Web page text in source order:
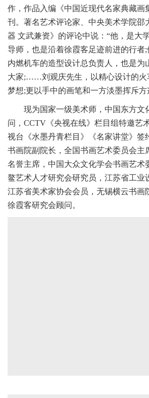
作，作品入编《中国近现代名家典藏画
刊。著名艺术评论家、中央美术学院邵
器 文武兼资》的评论中说：“他，是大
导师，也是沿着徐霞客足迹前进的行者
内燃机车的造型设计总负责人，也是为
大家;……刘观庆先生，以精心设计的火
梦想;更以手中的画笔和一方淡墨挥斥
现为国家一级美术师，中国东方文
问，CCTV《央视在线》栏目组特邀艺
视台《水墨丹青栏目》《名家讲堂》签
书画院副院长，全国书画艺术委员会主
名誉主席，中国大众文化学会书画艺术
鳌艺术人才研究会研究员，江苏省工业
江苏省美术家协会会员，无锡横云书画
徐霞客研究会顾问。